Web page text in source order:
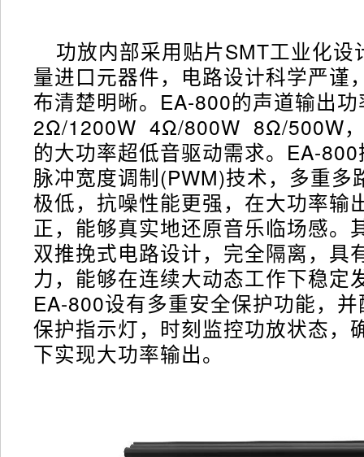
功放内部采用贴片SMT工业化设
量进口元器件，电路设计科学严谨
布清楚明晰。EA-800的声道输出
2Ω/1200W 4Ω/800W 8Ω/500W，
的大功率超低音驱动需求。EA-
脉冲宽度调制(PWM)技术，多重多
极低，抗噪性能更强，在大功率输
正，能够真实地还原音乐临场感。
双推挽式电路设计，完全隔离，具
力，能够在连续大动态工作下稳定
EA-800设有多重安全保护功能，
保护指示灯，时刻监控功放状态，
下实现大功率输出。